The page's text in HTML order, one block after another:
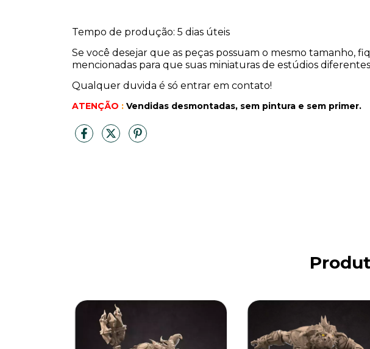
Tempo de produção: 5 dias úteis
Se você desejar que as peças possuam o mesmo tamanho,
mencionadas para que suas miniaturas de estúdios
Qualquer duvida é só entrar em contato!
ATENÇÃO : Vendidas desmontadas, sem pintura e sem primer.